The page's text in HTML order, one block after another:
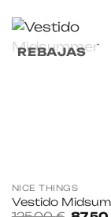
REBAJAS
NICE THINGS
Vestido